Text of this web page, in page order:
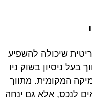
שיכולה להשפיע
ניסיון בשוק ניו
המקומית. מתווך
לנכס, אלא גם ינחה